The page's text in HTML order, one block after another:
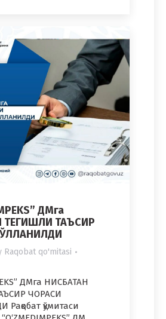
ДМга
ТЕГИШЛИ ТАЪСИР
Raqobat qo'mitasi
ДМга НИСБАТАН
ЧОРАСИ
қўмитаси